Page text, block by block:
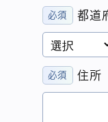
都道
住所